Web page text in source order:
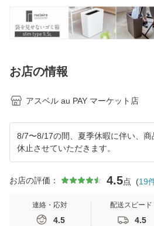
ックス リビング ご
み箱
子 抗菌 高め 洗い
やすい S35
お店の情報
アスベル au PAY マーケット店
8/7〜8/17の間、夏季休暇に伴い、
休止させていただきます。
お店の評価： 4.5点 (19
連絡・応対
4.5
配送スピード
4.5